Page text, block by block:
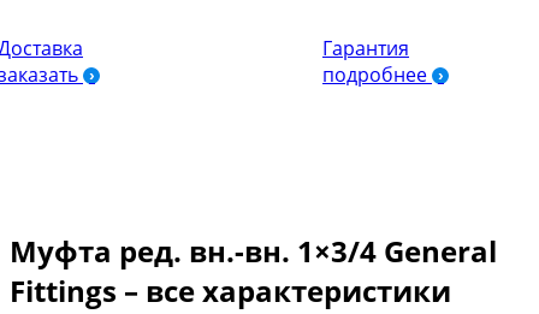
Гарантия
подробнее
Муфта ред. вн.-вн. 1×3/4 General
Fittings – все характеристики